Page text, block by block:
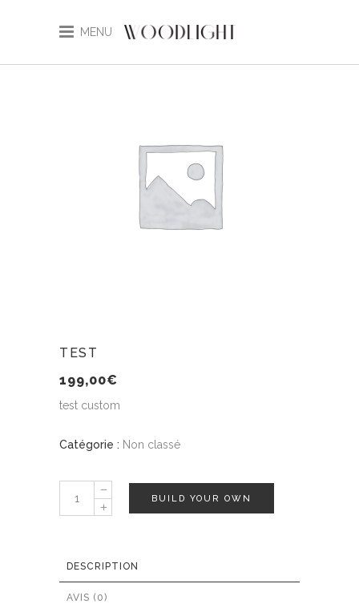
MENU
TEST
199,00€
test custom
Catégorie : Non classé
BUILD YOUR OWN
DESCRIPTION
AVIS (0)